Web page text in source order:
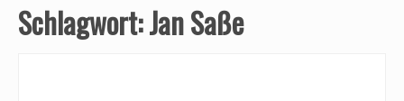
Schlagwort:Jan Saße